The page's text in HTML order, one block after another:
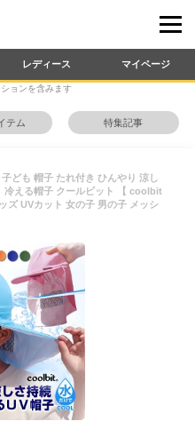
レディース マイページ
ョンを含みます
テム 特集記事
ども 帽子 たれ付き ひんやり 涼し
冷える帽子 クールビット 【 coolbit
ズ UVカット 女の子 男の子 メッシ